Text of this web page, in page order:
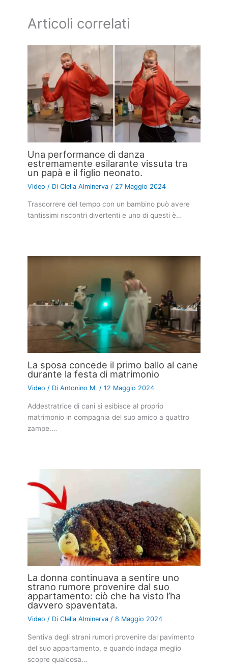
Articoli correlati
Una performance di danza
estremamente esilarante vissuta tra
un papà e il figlio neonato.
Video / DiClelia Alminerva / 27 Maggio 2024
Trascorrere del tempo con un bambino può avere
tantissimi riscontri divertenti e uno di questi è…
La sposa concede il primo ballo al cane
durante la festa di matrimonio
Video / DiAntonino M./12 Maggio 2024
Addestratrice di cani si esibisce al proprio
matrimonio in compagnia del suo amico a quattro
zampe.…
La donna continuava a sentire uno
strano rumore provenire dal suo
appartamento: ciò che ha visto l’ha
davvero spaventata.
Video / DiClelia Alminerva/8 Maggio 2024
Sentiva degli strani rumori provenire dal pavimento
del suo appartamento, e quando indaga meglio
scopre qualcosa…